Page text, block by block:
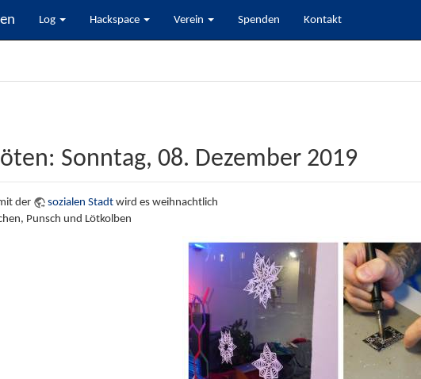
Log Hackspace Verein Spenden Kontakt
Sonntag, 08. Dezember 2019
der sozialen Stadt wird es weihnachtlich
Punsch und Lötkolben